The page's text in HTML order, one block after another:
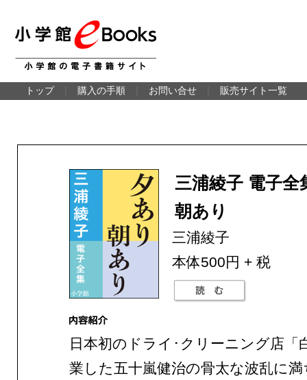
トップ 購入の手順 お問い合せ 販売サイト一覧
三浦綾子 電子
朝あり
三浦綾子
本体500円 + 税
日本初のドライ･クリーニング店「
業した五十嵐健治の骨太な波乱に